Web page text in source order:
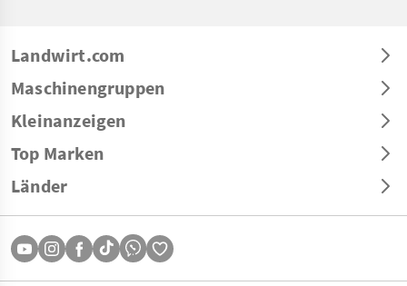
Landwirt.com
Maschinengruppen
Kleinanzeigen
Top Marken
Länder